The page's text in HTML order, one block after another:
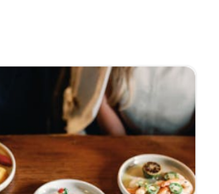
，来到赤道以南温暖安全的
鲸体验。除了观赏鲸鱼，每次
迷人的海岸线，并有机会邂逅
体验，让您深入了解纽卡斯